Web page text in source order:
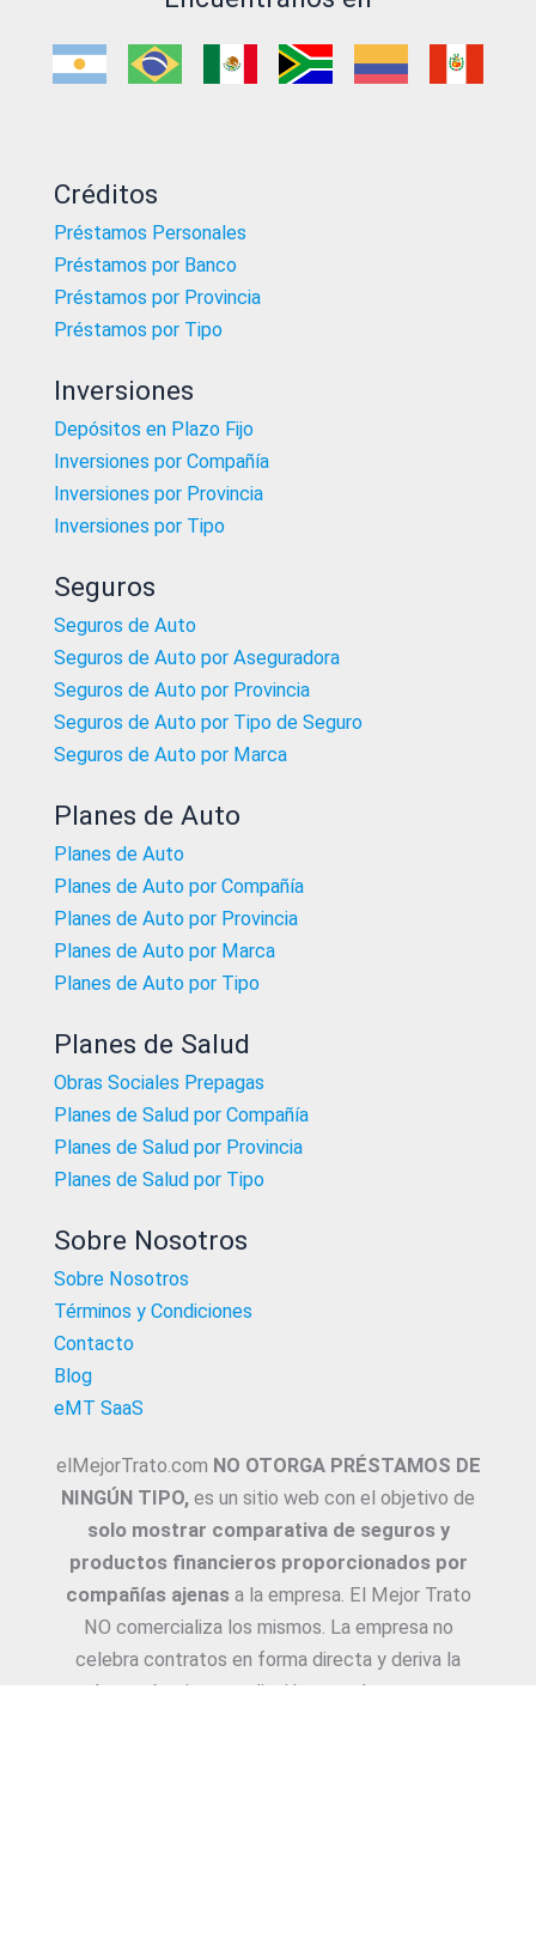
Créditos
Préstamos Personales
Préstamos por Banco
Préstamos por Provincia
Préstamos por Tipo
Inversiones
Depósitos en Plazo Fijo
Inversiones por Compañía
Inversiones por Provincia
Inversiones por Tipo
Seguros
Seguros de Auto
Seguros de Auto por Aseguradora
Seguros de Auto por Provincia
Seguros de Auto por Tipo de Seguro
Seguros de Auto por Marca
Planes de Auto
Planes de Auto
Planes de Auto por Compañía
Planes de Auto por Provincia
Planes de Auto por Marca
Planes de Auto por Tipo
Planes de Salud
Obras Sociales Prepagas
Planes de Salud por Compañía
Planes de Salud por Provincia
Planes de Salud por Tipo
Sobre Nosotros
Sobre Nosotros
Términos y Condiciones
Contacto
Blog
eMT SaaS
elMejorTrato.com NO OTORGA PRÉSTAMOS DE
NINGÚN TIPO, es un sitio web con el objetivo de
solo mostrar comparativa de seguros y
productos financieros proporcionados por
compañías ajenasa la empresa. El Mejor Trato
NO comercializa los mismos. La empresa no
celebra contratos en forma directa y deriva la
Asesoría e intermediación a productores y